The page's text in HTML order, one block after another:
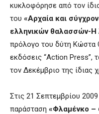
κυκλοφόρησε από τον
του «Αρχαία και
ελληνικών θαλασσών-Η
πρόλογο του δύτη Κώστα
εκδόσεις “Action Press”,
τον Δεκέμβριο της ίδιας
Στις 21 Σεπτεμβρίου
παράσταση «Φλαμένκο –